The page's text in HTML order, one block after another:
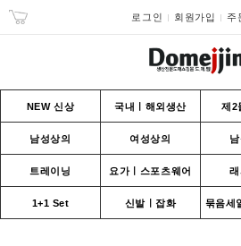
로그인 회원가입 주
NEW 신상 국내ㅣ해외생산 제2
남성상의 여성상의
트레이닝 요가ㅣ스포츠웨어
1+1 Set 신발ㅣ잡화 묶음세